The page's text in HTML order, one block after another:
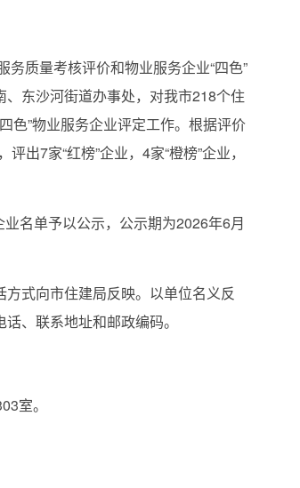
质量考核评价和物业服务企业“四色”
东沙河街道办事处，对我市218个住
色”物业服务企业评定工作。根据评价
出7家“红榜”企业，4家“橙榜”企业，
名单予以公示，公示期为2026年6月
式向市住建局反映。以单位名义反
、联系地址和邮政编码。
室。